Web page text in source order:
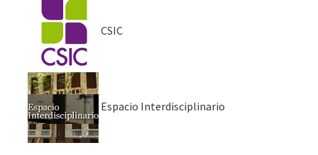
CSIC
Espacio Interdisciplinario